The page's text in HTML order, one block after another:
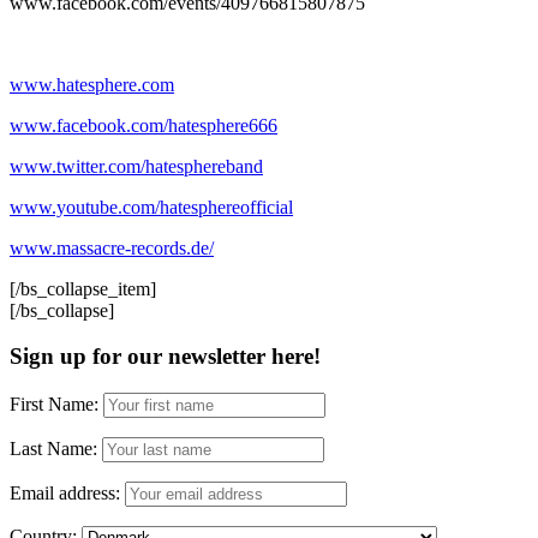
www.hatesphere.com
www.facebook.com/hatesphere666
www.twitter.com/hatesphereband
www.youtube.com/hatesphereofficial
www.massacre-records.de/
[/bs_collapse_item]
[/bs_collapse]
Sign up for our newsletter here!
First Name:
Last Name:
Email address: